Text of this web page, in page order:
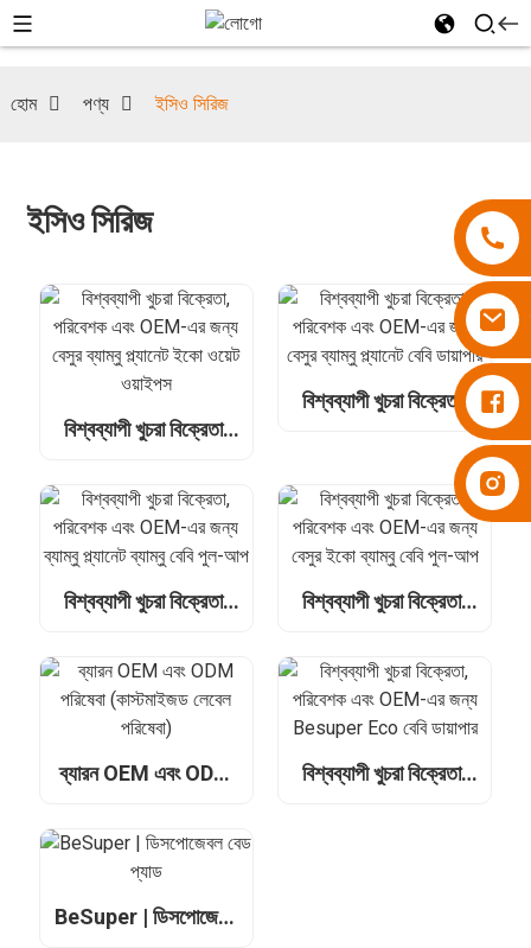
ডায়াপার বেসুপার
হোম পণ্য ইসিও সিরিজ
ইসিও সিরিজ
বিশ্বব্যাপী খুচরা বিক্রেতা,
ইকো ওয়েট ওয়াইপস
বিশ্বব্যাপী খুচরা বিক্রেতা,
পরিবেশক এবং OEM-এর
জন্য বেসুর ব্যাম্বু প্ল্যানেট
বিশ্বব্যাপী খুচরা বিক্রেতা,
বেবি পুল-আপ
বিশ্বব্যাপী খুচরা বিক্রেতা,
পুল-আপ
ব্যারন OEM এবং ODM
বিশ্বব্যাপী খুচরা বিক্রেতা,
BeSuper | ডিসপোজেবল